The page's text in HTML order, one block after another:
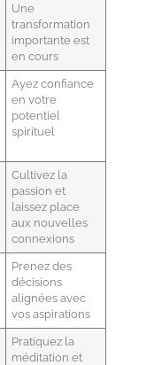
Une
transformation
importante est
en cours
Ayez confiance
en votre
potentiel
spirituel
Cultivez la
passion et
laissez place
aux nouvelles
connexions
Prenez des
décisions
alignées avec
vos aspirations
Pratiquez la
méditation et